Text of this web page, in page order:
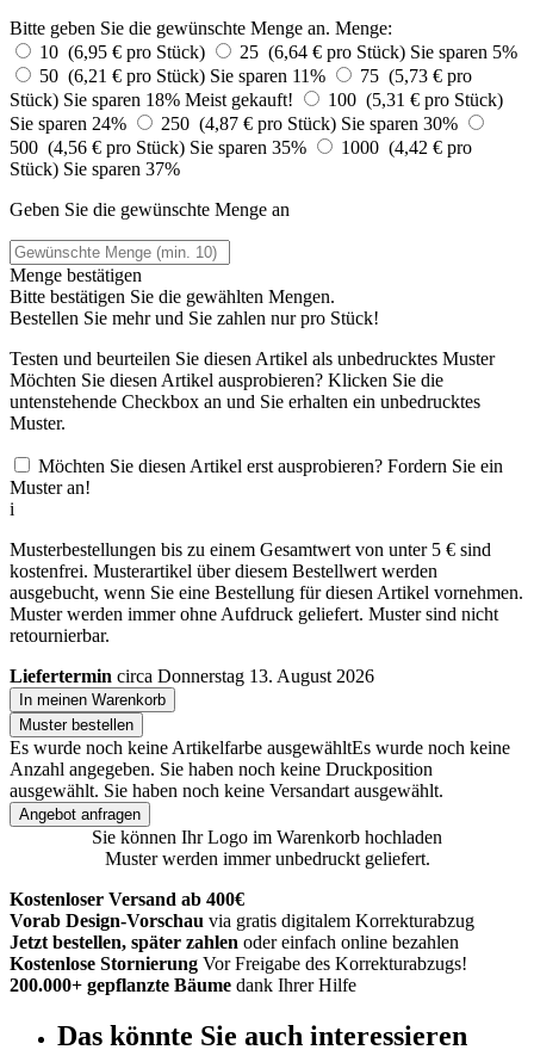
Bitte geben Sie die gewünschte Menge an. Menge:
10 (6,95 € pro Stück)
25 (6,64 € pro Stück) Sie sparen 5%
50 (6,21 € pro Stück) Sie sparen 11%
75 (5,73 € pro
Stück) Sie sparen 18% Meist gekauft!
100 (5,31 € pro Stück)
Sie sparen 24%
250 (4,87 € pro Stück) Sie sparen 30%
500 (4,56 € pro Stück) Sie sparen 35%
1000 (4,42 € pro
Stück) Sie sparen 37%
Geben Sie die gewünschte Menge an
Menge bestätigen
Bitte bestätigen Sie die gewählten Mengen.
Bestellen Sie mehr und Sie zahlen nurpro Stück!
Testen und beurteilen Sie diesen Artikel als unbedrucktes Muster
Möchten Sie diesen Artikel ausprobieren? Klicken Sie die
untenstehende Checkbox an und Sie erhalten ein unbedrucktes
Muster.
Möchten Sie diesen Artikel erst ausprobieren? Fordern Sie ein
Muster an!
i
Musterbestellungen bis zu einem Gesamtwert von unter 5 € sind
kostenfrei. Musterartikel über diesem Bestellwert werden
ausgebucht, wenn Sie eine Bestellung für diesen Artikel vornehmen.
Muster werden immer ohne Aufdruck geliefert. Muster sind nicht
retournierbar.
Liefertermin circa Donnerstag 13. August 2026
In meinen Warenkorb
Muster bestellen
Es wurde noch keine Artikelfarbe ausgewähltEs wurde noch keine
Anzahl angegeben. Sie haben noch keine Druckposition
ausgewählt. Sie haben noch keine Versandart ausgewählt.
Angebot anfragen
Sie können Ihr Logo im Warenkorb hochladen
Muster werden immer unbedruckt geliefert.
Kostenloser Versand ab 400€
Vorab Design-Vorschau via gratis digitalem Korrekturabzug
Jetzt bestellen, später zahlen oder einfach online bezahlen
Kostenlose Stornierung Vor Freigabe des Korrekturabzugs!
200.000+ gepflanzte Bäume dank Ihrer Hilfe
Das könnte Sie auch interessieren